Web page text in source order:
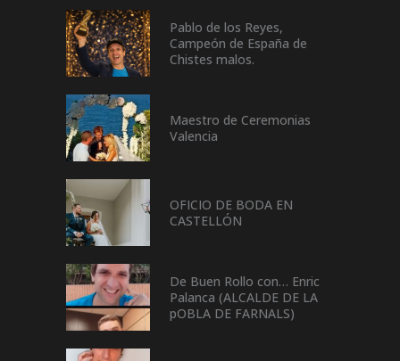
Pablo de los Reyes,
Campeón de España de
Chistes malos.
Maestro de Ceremonias
Valencia
OFICIO DE BODA EN
CASTELLÓN
De Buen Rollo con… Enric
Palanca (ALCALDE DE LA
pOBLA DE FARNALS)